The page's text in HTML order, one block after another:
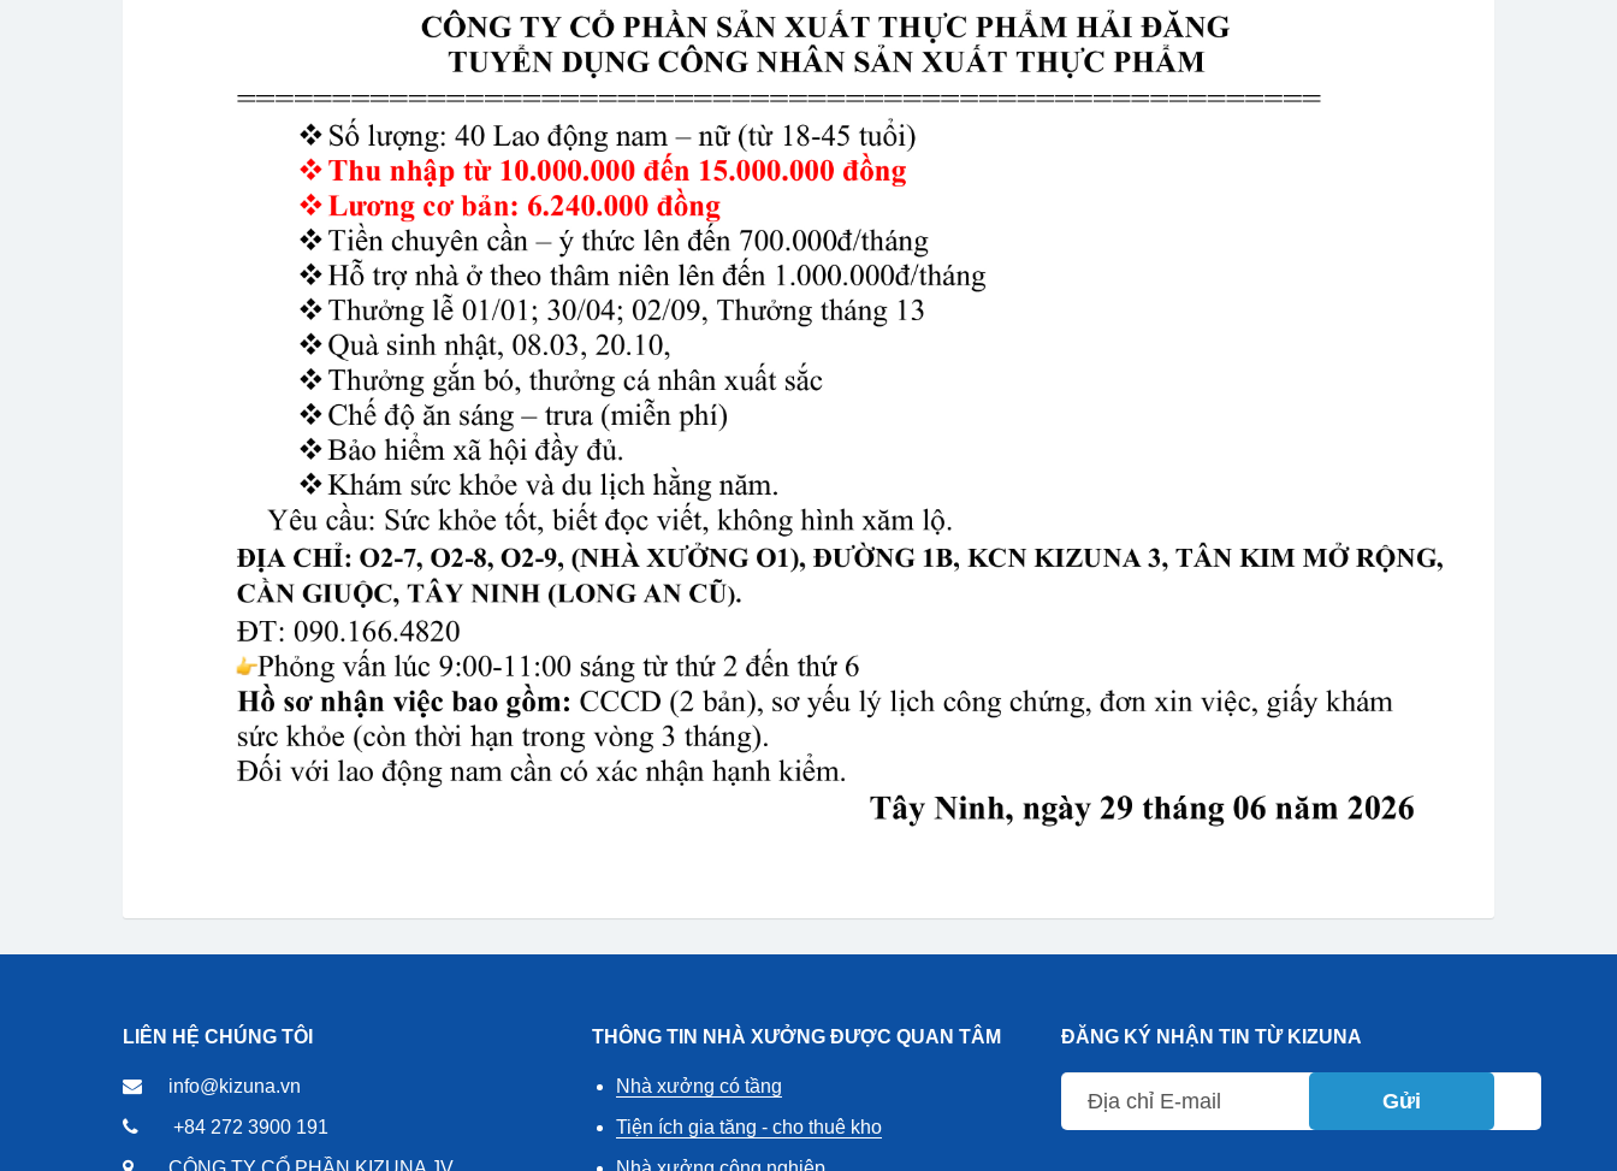
LIÊN HỆ CHÚNG TÔI
info@kizuna.vn
+84 272 3900 191
THÔNG TIN NHÀ XƯỞNG ĐƯỢC QUAN TÂM
Nhà xưởng có tầng
Tiện ích gia tăng - cho thuê kho
ĐĂNG KÝ NHẬN TIN TỪ KIZUNA
Gửi